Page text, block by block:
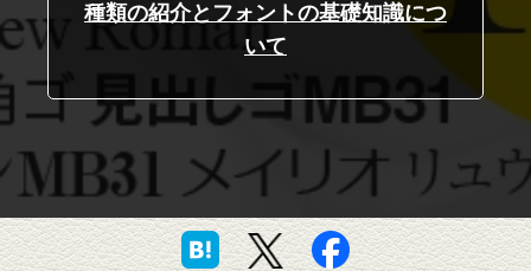
種類の紹介とフォントの基礎知識につ
いて